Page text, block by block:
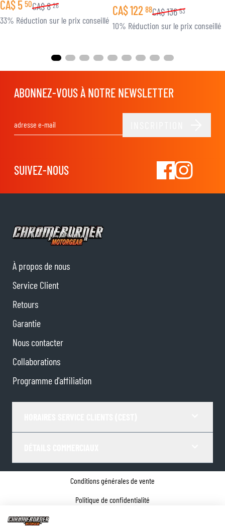
CA$5 50CA$8 26
33% Réduction sur le prix conseillé
CA$122 88CA$136 53
10% Réduction sur le prix conseillé
ABONNEZ-VOUS À NOTRE NEWSLETTER
SUIVEZ-NOUS
À propos de nous
Service Client
Retours
Garantie
Nous contacter
Collaborations
Programme d'affiliation
Conditions générales de vente
Politique de confidentialité